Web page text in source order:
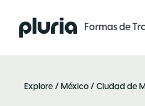
Logo Pluria Formas de
Explore / México / Ciudad de